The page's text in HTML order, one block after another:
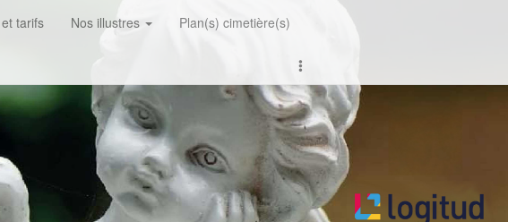
tarifs Nos illustres Plan(s) cimetière(s)